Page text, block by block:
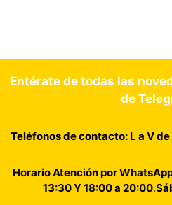
Entérate de todas las
de
Teléfonos de contacto: L a V de
Horario Atención por
13:30 Y 18:00 a 20:00.